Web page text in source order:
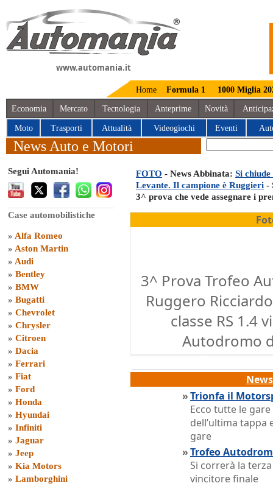
www.automania.it
Home Formula 1 1000 Miglia
Economia Mercato Tecnologia Anteprime Novità
Moto Trasporti Attualità Videogiochi Eventi
News Auto e Motori
Segui Automania!
Case automobilistiche
» Alfa Romeo
» Aston Martin
» Audi
» Bentley
» BMW
» Bugatti
» Chevrolet
» Chrysler
» Citroen
» Dacia
» Ferrari
» Fiat
» Ford
» Honda
» Hyundai
» Infiniti
» Jaguar
» Jeep
» Kia Motors
» Lamborghini
FOTO - News Abbinata: Si
Levante. Il campione è Ruggieri -
3^ prova che vede assegnare i
3^ Prova Trofeo
Ruggero
classe RS 1.4
Autodromo
»Trionfa il
Ecco tutte le
dell’ultima tappa
gare
»Trofeo
Si correrà la
vincitore finale